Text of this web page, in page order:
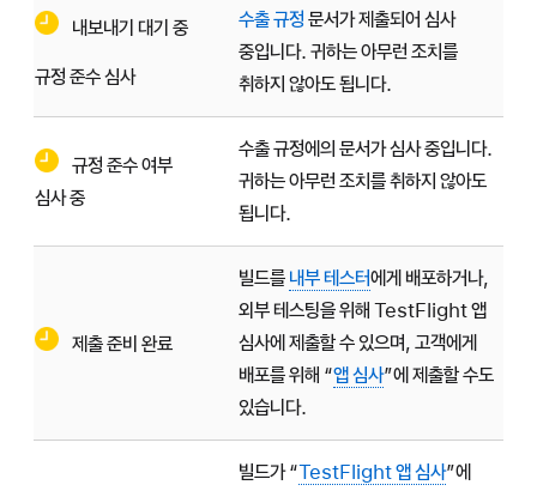
내보내기 대기 중
규정 준수 심사
수출 규정 문서가 제출되어 심사
중입니다. 귀하는 아무런 조치를
취하지 않아도 됩니다.
규정 준수 여부
심사 중
수출 규정에의 문서가 심사 중입니다.
귀하는 아무런 조치를 취하지 않아도
됩니다.
제출 준비 완료
빌드를 내부 테스터에게 배포하거나,
외부 테스팅을 위해 TestFlight 앱
심사에 제출할 수 있으며, 고객에게
배포를 위해 “앱 심사”에 제출할 수도
있습니다.
빌드가 “TestFlight 앱 심사”에